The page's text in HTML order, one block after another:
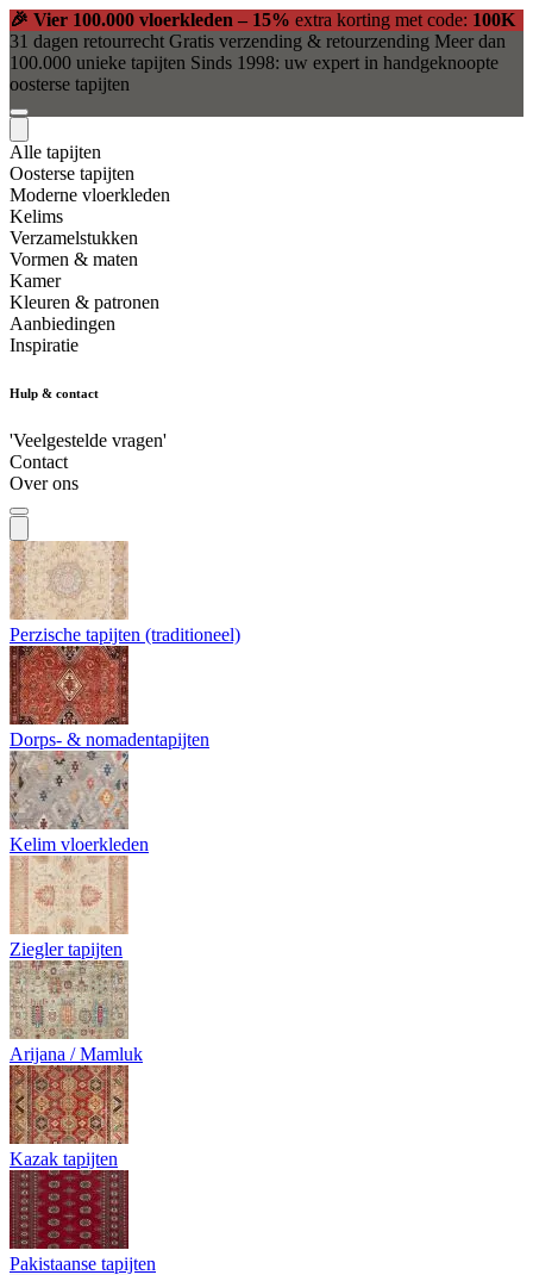
🎉 Vier 100.000 vloerkleden – 15% extra korting met code: 100K
31 dagen retourrecht Gratis verzending & retourzending Meer dan
100.000 unieke tapijten Sinds 1998: uw expert in handgeknoopte
oosterse tapijten
Alle tapijten
Oosterse tapijten
Moderne vloerkleden
Kelims
Verzamelstukken
Vormen & maten
Kamer
Kleuren & patronen
Aanbiedingen
Inspiratie
Hulp & contact
'Veelgestelde vragen'
Contact
Over ons
Perzische tapijten (traditioneel)
Dorps- & nomadentapijten
Kelim vloerkleden
Ziegler tapijten
Arijana / Mamluk
Kazak tapijten
Pakistaanse tapijten